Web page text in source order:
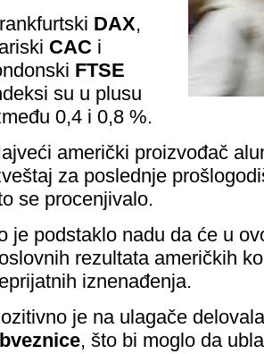
DAX,
CAC i
FTSE
su u plusu
0,4 i 0,8 %.
američki proizvođač
za poslednje
se procenjivalo.
je podstaklo nadu da će u
rezultata američkih
iznenađenja.
je na ulagače
, što bi moglo da